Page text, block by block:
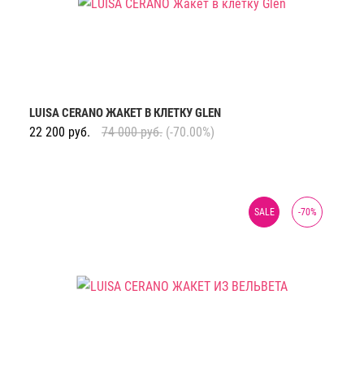
LUISA CERANO ЖАКЕТ В КЛЕТКУ GLEN
22 200 руб. 74 000 руб. (-70.00%)
-70%
SALE